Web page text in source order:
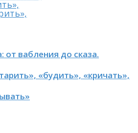
от вабления до сказа.
«будить», «кричать»,